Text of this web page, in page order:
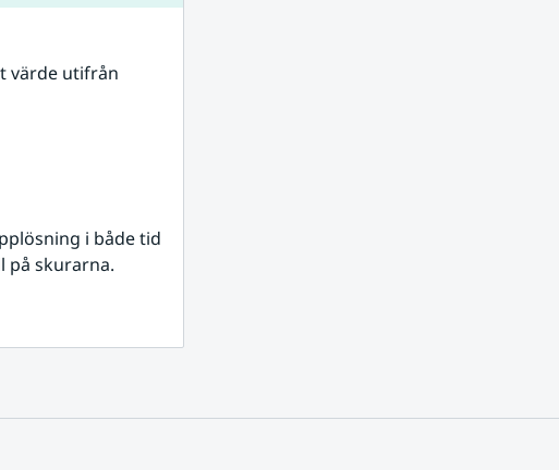
värde utifrån
i både tid
på skurarna.